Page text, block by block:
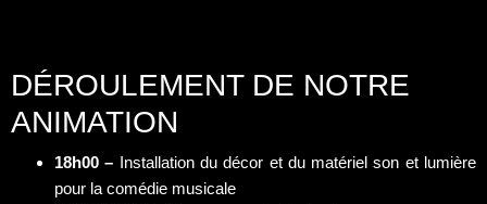
DÉROULEMENT DE NOTRE
ANIMATION
18h00 – Installation du décor et du matériel son et lumière
pour la comédie musicale